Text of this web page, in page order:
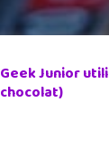
Geek Junior
chocolat)